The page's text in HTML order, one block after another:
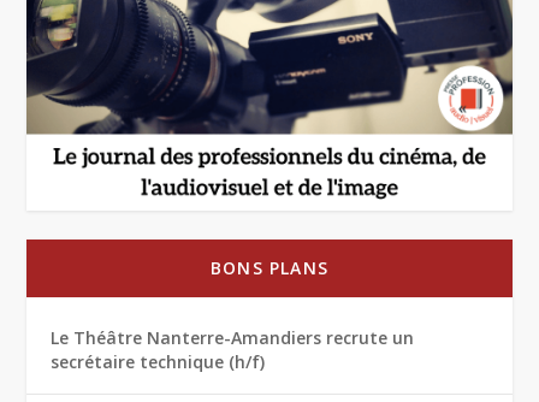
BONS PLANS
Le Théâtre Nanterre-Amandiers recrute un
secrétaire technique (h/f)